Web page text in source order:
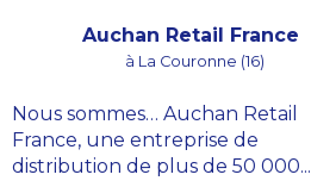
Auchan Retail France
à La Couronne (16)
Nous sommes… Auchan Retail
France, une entreprise de
distribution de plus de 50 000...